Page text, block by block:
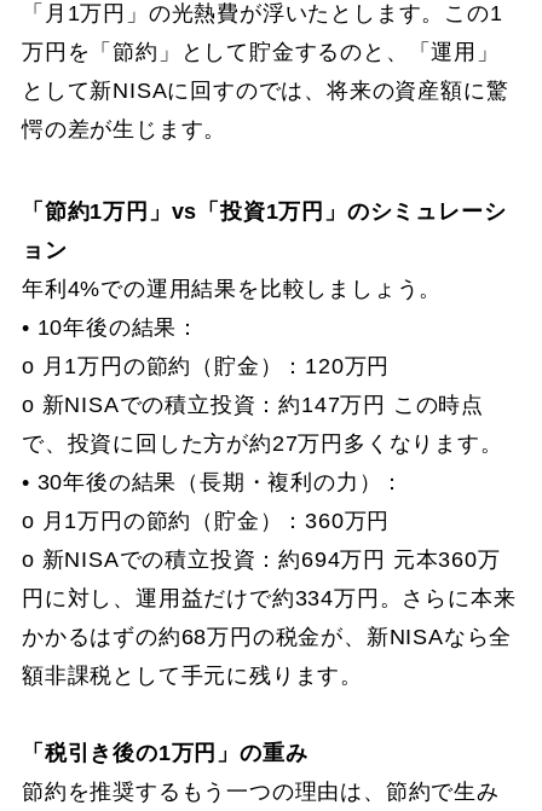
「月1万円」の光熱費が浮いたとします。この1
万円を「節約」として貯金するのと、「運用」
として新NISAに回すのでは、将来の資産額に驚
愕の差が生じます。
「節約1万円」vs「投資1万円」のシミュレーシ
ョン
年利4%での運用結果を比較しましょう。
• 10年後の結果：
o 月1万円の節約（貯金）：120万円
o 新NISAでの積立投資：約147万円 この時点
で、投資に回した方が約27万円多くなります。
• 30年後の結果（長期・複利の力）：
o 月1万円の節約（貯金）：360万円
o 新NISAでの積立投資：約694万円 元本360万
円に対し、運用益だけで約334万円。さらに本来
かかるはずの約68万円の税金が、新NISAなら全
額非課税として手元に残ります。
「税引き後の1万円」の重み
節約を推奨するもう一つの理由は、節約で生み